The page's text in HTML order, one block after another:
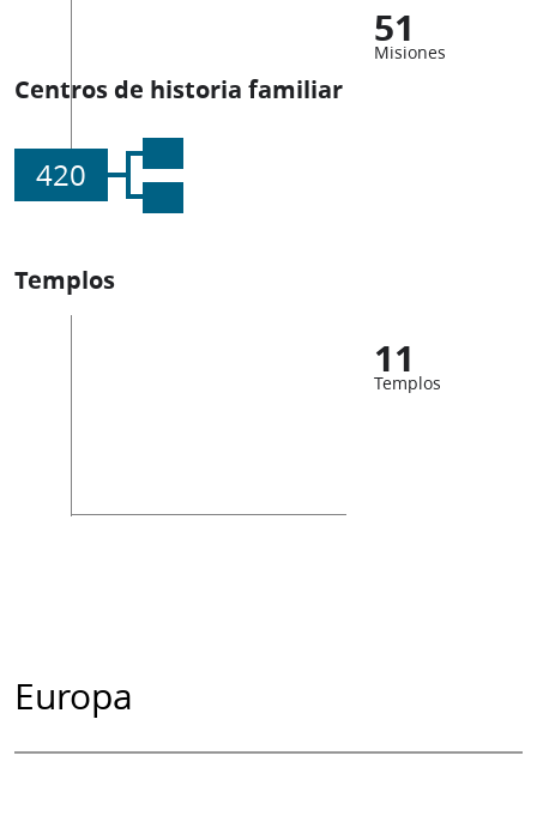
51
Misiones
Centros de historia familiar
420
Templos
11
Templos
Europa